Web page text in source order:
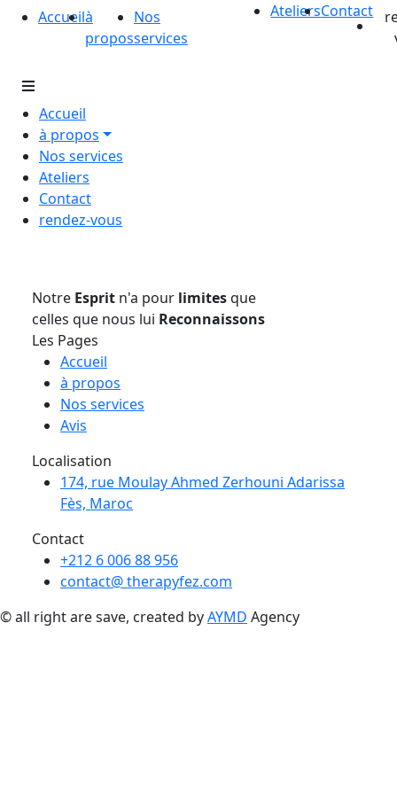
Nos
services
à
propos
Accueil AteliersContact
Accueil
à propos
Nos services
Ateliers
Contact
rendez-vous
Notre Esprit n'a pour limitesque
celles que nous lui Reconnaissons
Les Pages
Accueil
à propos
Nos services
Avis
Localisation
174, rue Moulay Ahmed Zerhouni Adarissa
Fès, Maroc
Contact
+212 6 006 88 956
contact@ therapyfez.com
© all right are save, created byAYMD Agency